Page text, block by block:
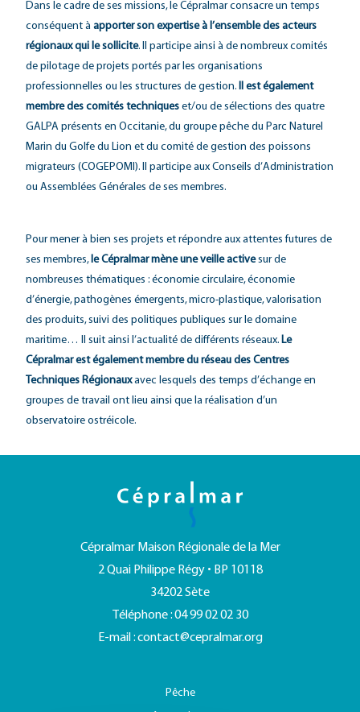
Dans le cadre de ses missions, le Cépralmar consacre un temps
conséquent àapporter son expertise à l’ensemble des acteurs
régionaux qui le sollicite. Il participe ainsi à de nombreux comités
de pilotage de projets portés par les organisations
professionnelles ou les structures de gestion.
Il est également
membre des comités techniques et/ou de sélections des quatre
GALPA présents en Occitanie, du groupe pêche du Parc Naturel
Marin du Golfe du Lion et du comité de gestion des poissons
migrateurs (COGEPOMI). Il participe aux Conseils d’Administration
ou Assemblées Générales de ses membres.
Pour mener à bien ses projets et répondre aux attentes futures de
ses membres, le Cépralmar mène une veille activesur de
nombreuses thématiques : économie circulaire, économie
d’énergie, pathogènes émergents, micro-plastique, valorisation
des produits, suivi des politiques publiques sur le domaine
maritime… Il suit ainsi l’actualité de différents réseaux. Le
Cépralmar est également membre du réseau des Centres
Techniques Régionauxavec lesquels des temps d’échange en
groupes de travail ont lieu ainsi que la réalisation d’un
observatoire ostréicole.
Cépralmar Maison Régionale de la Mer
2 Quai Philippe Régy • BP 10118
34202 Sète
Téléphone : 04 99 02 02 30
E-mail : contact@cepralmar.org
Pêche